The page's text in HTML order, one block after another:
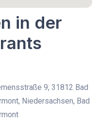
in der
9, 31812 Bad
Niedersachsen, Bad